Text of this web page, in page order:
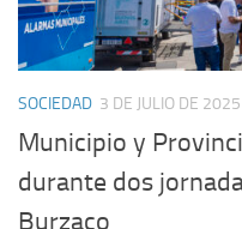
SOCIEDAD 3 DE JULIO DE 2025
Municipio y
durante dos
Burzaco